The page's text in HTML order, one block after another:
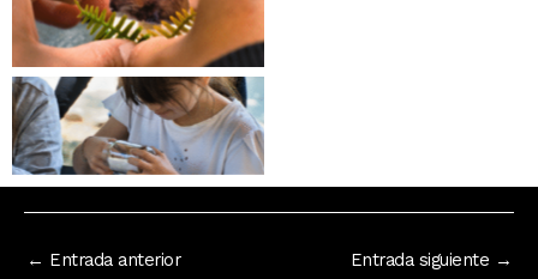
Bienal
← Entrada anterior Entrada siguiente →